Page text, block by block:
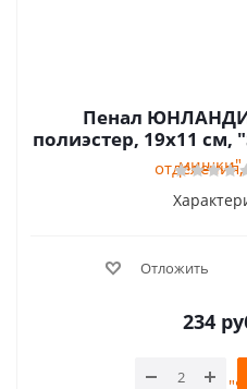
Пенал
полиэстер, 19х11 см,
Отложить
234